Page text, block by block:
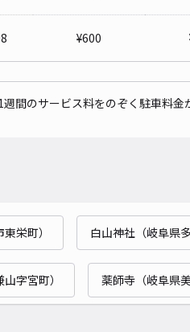
¥600
週間のサービス料をのぞく駐車料金
栄町） 白山神社（岐阜県
字宮町） 薬師寺（岐阜県